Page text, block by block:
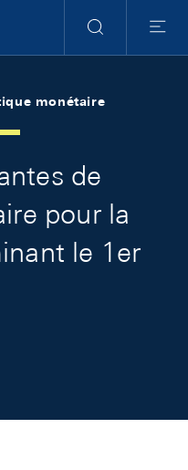
RechercheMenu
monétaire
de
pour la
le 1er